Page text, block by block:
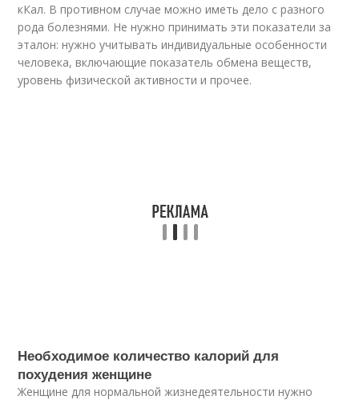
кКал. В противном случае можно иметь дело с разного
рода болезнями. Не нужно принимать эти показатели за
эталон: нужно учитывать индивидуальные особенности
человека, включающие показатель обмена веществ,
уровень физической активности и прочее.
Необходимое количество калорий для
похудения женщине
Женщине для нормальной жизнедеятельности нужно